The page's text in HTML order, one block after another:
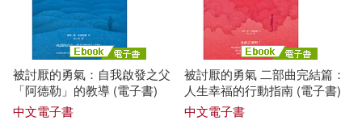
作者 (可複選)
（日）岸見一郎，古賀史健(10)
被討厭的勇氣：自我啟發之父
「阿德勒」的教導 (電子書)
中文電子書
被討厭的勇氣 二部曲完結篇：
人生幸福的行動指南 (電子書)
中文電子書